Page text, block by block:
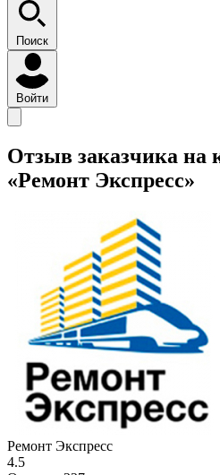
Поиск
Войти
Отзыв заказчика на
«Ремонт Экспресс»
Ремонт Экспресс
4.5